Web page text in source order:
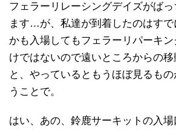
フェラーリレーシングデイズがば
ます…が、私達が到着したのはすで
かも入場してもフェラーリパーキ
けではないので遠いところからの
と、やっているともうほぼ見るも
うことで。
はい、あの、鈴鹿サーキットの入